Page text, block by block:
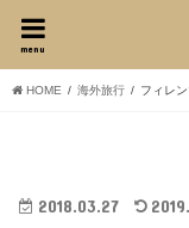
menu
HOME 海外旅行 フィレ
2018.03.27